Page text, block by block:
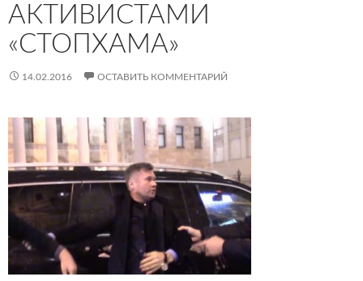
АКТИВИСТАМИ
«СТОПХАМА»
14.02.2016 ОСТАВИТЬ КОММЕНТАРИЙ